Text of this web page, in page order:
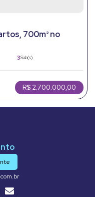
700m² no
R$ 2.700.000,00
3Sala(s)